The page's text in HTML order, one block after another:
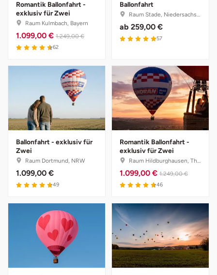
Romantik Ballonfahrt -
exklusiv für Zwei
Raum Kulmbach, Bayern
1.099,00 € 1.249,00 €
4.6 von 5
62
Ballonfahrt
Raum Stade, Niedersachsen
ab 259,00 €
4.9 von 5
57
Ballonfahrt - exklusiv für
Zwei
Raum Dortmund, NRW
1.099,00 €
4.8 von 5
49
Romantik Ballonfahrt -
exklusiv für Zwei
Raum Hildburghausen, Thüringen
1.099,00 € 1.249,00 €
4.7 von 5
46
Viersen
Villingen Schwenningen
Vorpommern-Greifswald
Vorpommern-Rügen
Weimar
Wertach
Wesel
Witten
Zweibrücken